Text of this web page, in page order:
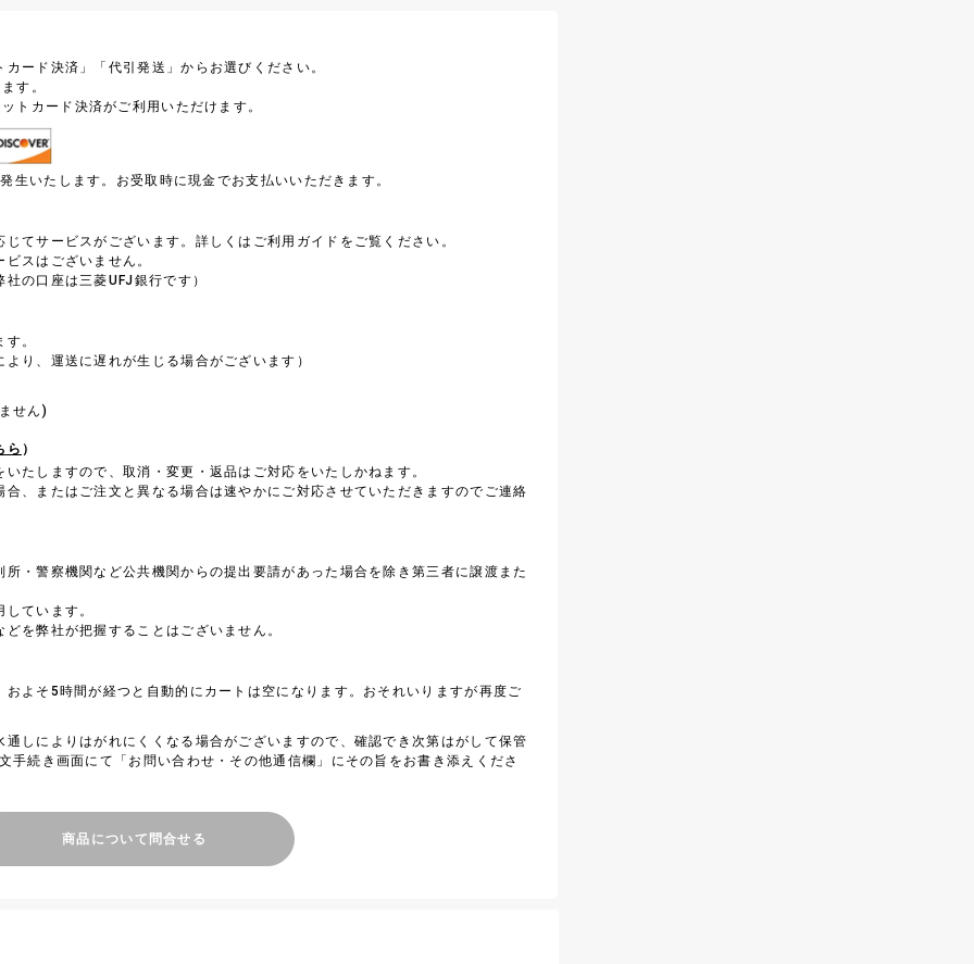
ード決済」「代引発送」からお選びください。
す。
トカード決済がご利用いただけます。
生いたします。お受取時に現金でお支払いいただきます。
てサービスがございます。詳しくはご利用ガイドをご覧ください。
スはございません。
の口座は三菱UFJ銀行です）
。
り、運送に遅れが生じる場合がございます）
せん)
ら ）
たしますので、取消・変更・返品はご対応をいたしかねます。
、またはご注文と異なる場合は速やかにご対応させていただきますのでご連絡
・警察機関など公共機関からの提出要請があった場合を除き第三者に譲渡また
ています。
を弊社が把握することはございません。
よそ5時間が経つと自動的にカートは空になります。おそれいりますが再度ご
しによりはがれにくくなる場合がございますので、確認でき次第はがして保管
手続き画面にて「お問い合わせ・その他通信欄」にその旨をお書き添えくださ
商品について問合せる